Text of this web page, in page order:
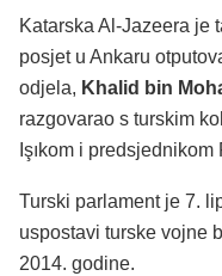
Katarska Al-Jazeera je
posjet u Ankaru
odjela, Khalid bin
razgovarao s turskim
Işıkom i
Turski parlament je 7.
uspostavi turske vojne
2014. godine.